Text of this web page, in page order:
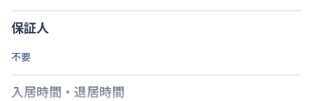
保証人
不要
入居時間・退居時間